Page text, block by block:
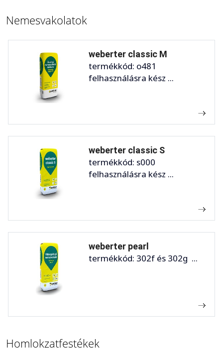
Nemesvakolatok
weberter classic M
termékkód: o481
felhasználásra kész ...
weberter classic S
termékkód: s000
felhasználásra kész ...
weberter pearl
termékkód: 302f és 302g ...
Homlokzatfestékek